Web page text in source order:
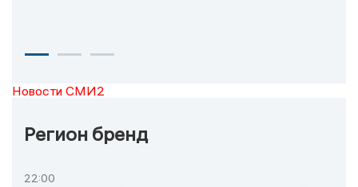
Новости СМИ2
Регион бренд
22:00